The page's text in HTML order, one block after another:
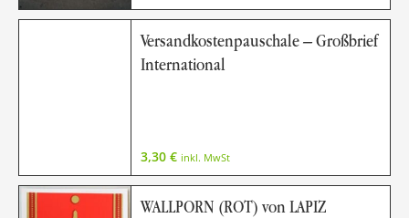
Versandkostenpauschale – Großbrief
International
3,30 € inkl. MwSt
WALLPORN (ROT) von LAPIZ